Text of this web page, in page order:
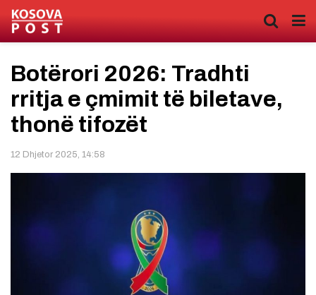
Botërori 2026: Tradhti
rritja e çmimit të biletave,
thonë tifozët
12 Dhjetor 2025, 14:58